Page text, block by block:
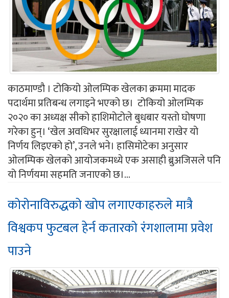
काठमाण्डौ । टोकियो ओलम्पिक खेलका क्रममा मादक
पदार्थमा प्रतिबन्ध लगाइने भएको छ। टोकियो ओलम्पिक
२०२० का अध्यक्ष सीको हाशिमोटोले बुधबार यस्तो घोषणा
गरेका हुन्। ‘खेल अवधिभर सुरक्षालाई ध्यानमा राखेर यो
निर्णय लिइएको हो’, उनले भने। हासिमोटेका अनुसार
ओलम्पिक खेलको आयोजकमध्ये एक असाही ब्रुअजिसले पनि
यो निर्णयमा सहमति जनाएको छ।...
कोरोनाविरुद्धको खोप लगाएकाहरुले मात्रै
विश्वकप फुटबल हेर्न कतारको रंगशालामा प्रवेश
पाउने